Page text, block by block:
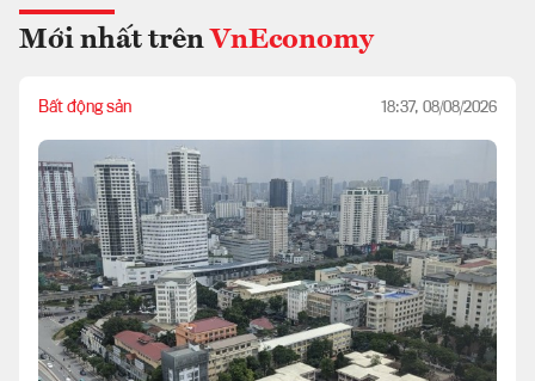
Mới nhất trên VnEconomy
Bất động sản 18:37, 08/08/2026